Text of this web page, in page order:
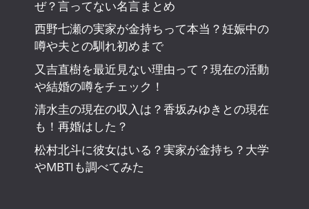
ぜ？言ってない名言まとめ
西野七瀬の実家が金持ちって本当？妊娠中の
噂や夫との馴れ初めまで
又吉直樹を最近見ない理由って？現在の活動
や結婚の噂をチェック！
清水圭の現在の収入は？香坂みゆきとの現在
も！再婚はした？
松村北斗に彼女はいる？実家が金持ち？大学
やMBTIも調べてみた